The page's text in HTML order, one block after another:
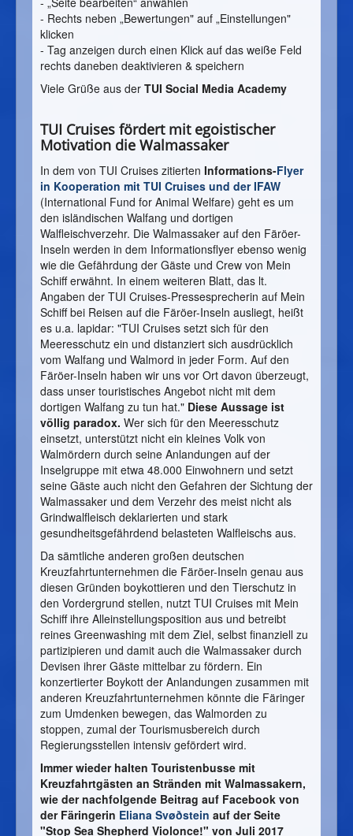
- Rechts neben „Bewertungen" auf „Einstellungen"
klicken
- Tag anzeigen durch einen Klick auf das weiße Feld
rechts daneben deaktivieren & speichern
Viele Grüße aus der TUI Social Media Academy
TUI Cruises fördert mit egoistischer
Motivation die Walmassaker
In dem von TUI Cruises zitierten Informations-Flyer
in Kooperation mit TUI Cruises und der IFAW
(International Fund for Animal Welfare) geht es um
den isländischen Walfang und dortigen
Walfleischverzehr. Die Walmassaker auf den Färöer-
Inseln werden in dem Informationsflyer ebenso wenig
wie die Gefährdung der Gäste und Crew von Mein
Schiff erwähnt. In einem weiteren Blatt, das lt.
Angaben der TUI Cruises-Pressesprecherin auf Mein
Schiff bei Reisen auf die Färöer-Inseln ausliegt, heißt
es u.a. lapidar: "TUI Cruises setzt sich für den
Meeresschutz ein und distanziert sich ausdrücklich
vom Walfang und Walmord in jeder Form. Auf den
Färöer-Inseln haben wir uns vor Ort davon überzeugt,
dass unser touristisches Angebot nicht mit dem
dortigen Walfang zu tun hat." Diese Aussage ist
völlig paradox. Wer sich für den Meeresschutz
einsetzt, unterstützt nicht ein kleines Volk von
Walmördern durch seine Anlandungen auf der
Inselgruppe mit etwa 48.000 Einwohnern und setzt
seine Gäste auch nicht den Gefahren der Sichtung der
Walmassaker und dem Verzehr des meist nicht als
Grindwalfleisch deklarierten und stark
gesundheitsgefährdend belasteten Walfleischs aus.
Da sämtliche anderen großen deutschen
Kreuzfahrtunternehmen die Färöer-Inseln genau aus
diesen Gründen boykottieren und den Tierschutz in
den Vordergrund stellen, nutzt TUI Cruises mit Mein
Schiff ihre Alleinstellungsposition aus und betreibt
reines Greenwashing mit dem Ziel, selbst finanziell zu
partizipieren und damit auch die Walmassaker durch
Devisen ihrer Gäste mittelbar zu fördern. Ein
konzertierter Boykott der Anlandungen zusammen mit
anderen Kreuzfahrtunternehmen könnte die Färinger
zum Umdenken bewegen, das Walmorden zu
stoppen, zumal der Tourismusbereich durch
Regierungsstellen intensiv gefördert wird.
Immer wieder halten Touristenbusse mit
Kreuzfahrtgästen an Stränden mit Walmassakern,
wie der nachfolgende Beitrag auf Facebook von
der Färingerin Eliana Svøðstein auf der Seite
"Stop Sea Shepherd Violonce!" von Juli 2017